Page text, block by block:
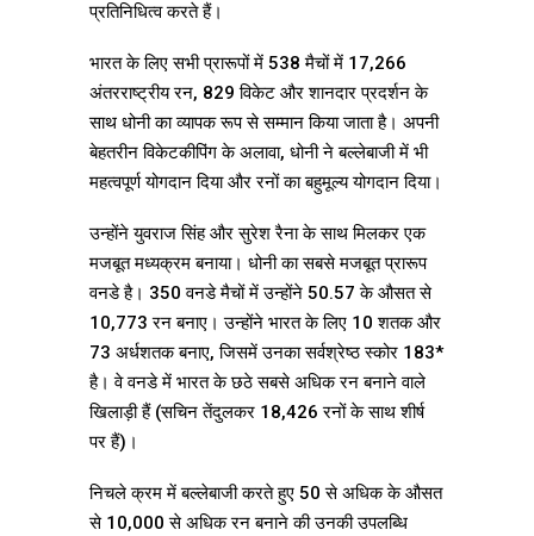
प्रतिनिधित्व करते हैं।
भारत के लिए सभी प्रारूपों में 538 मैचों में 17,266
अंतरराष्ट्रीय रन, 829 विकेट और शानदार प्रदर्शन के
साथ धोनी का व्यापक रूप से सम्मान किया जाता है। अपनी
बेहतरीन विकेटकीपिंग के अलावा, धोनी ने बल्लेबाजी में भी
महत्वपूर्ण योगदान दिया और रनों का बहुमूल्य योगदान दिया।
उन्होंने युवराज सिंह और सुरेश रैना के साथ मिलकर एक
मजबूत मध्यक्रम बनाया। धोनी का सबसे मजबूत प्रारूप
वनडे है। 350 वनडे मैचों में उन्होंने 50.57 के औसत से
10,773 रन बनाए। उन्होंने भारत के लिए 10 शतक और
73 अर्धशतक बनाए, जिसमें उनका सर्वश्रेष्ठ स्कोर 183*
है। वे वनडे में भारत के छठे सबसे अधिक रन बनाने वाले
खिलाड़ी हैं (सचिन तेंदुलकर 18,426 रनों के साथ शीर्ष
पर हैं)।
निचले क्रम में बल्लेबाजी करते हुए 50 से अधिक के औसत
से 10,000 से अधिक रन बनाने की उनकी उपलब्धि